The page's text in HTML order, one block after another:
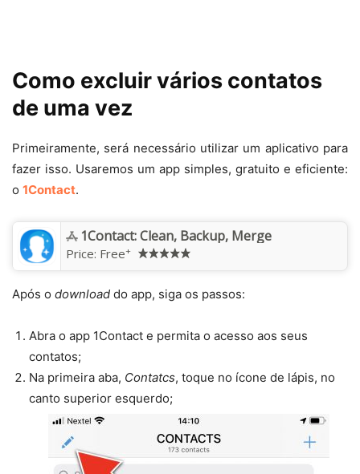
Como excluir vários contatos
de uma vez
Primeiramente, será necessário utilizar um aplicativo para
fazer isso. Usaremos um app simples, gratuito e eficiente:
o 1Contact.
1Contact: Clean, Backup, Merge
Price: Free+
Após o download do app, siga os passos:
Abra o app 1Contact e permita o acesso aos seus
contatos;
Na primeira aba, Contatcs, toque no ícone de lápis, no
canto superior esquerdo;